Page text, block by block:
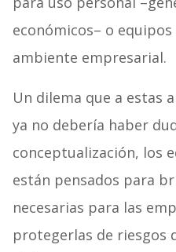
económicos– o
ambiente empresarial.
Un dilema que a estas
ya no debería haber
conceptualización, los
están pensados para
necesarias para las
protegerlas de riesgos